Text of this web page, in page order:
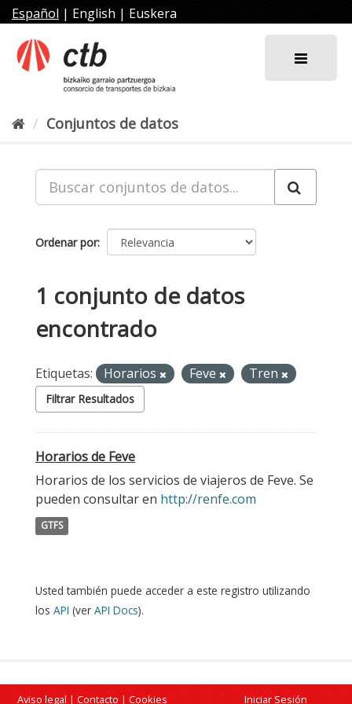
al
contenido
Español | English | Euskera
Conjuntos de datos
Ordenar por
1 conjunto de datos
encontrado
Etiquetas: Horarios Feve Tren
Filtrar Resultados
Horarios de Feve
Horarios de los servicios de viajeros de Feve. Se
pueden consultar en http://renfe.com
GTFS
Usted también puede acceder a este registro utilizando
los API (ver API Docs).
Aviso legal | Contacto | Cookies Iniciar Sesión